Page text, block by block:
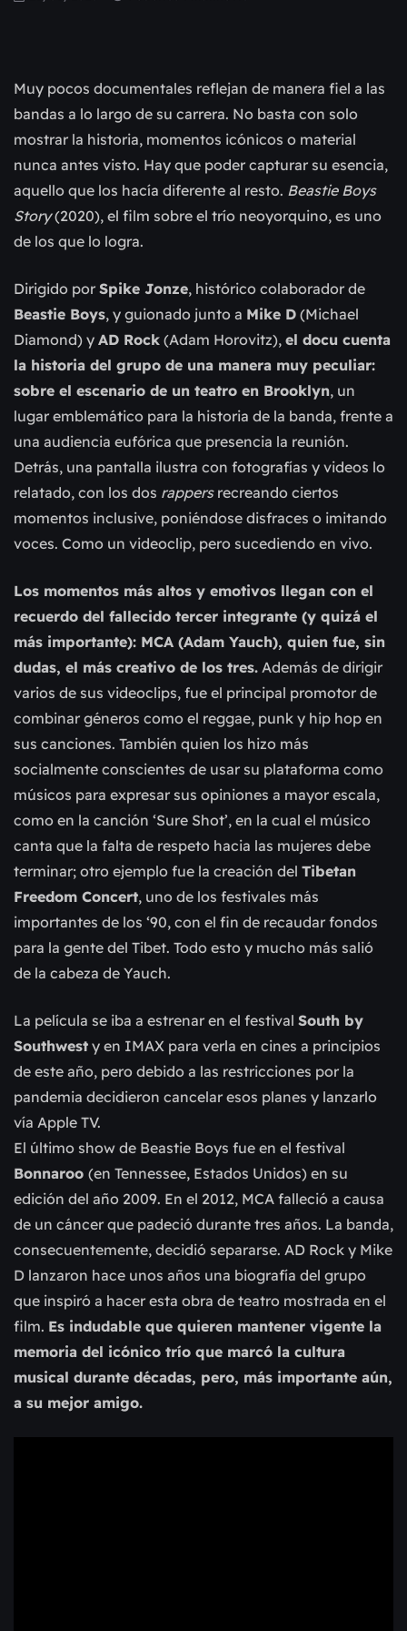
Muy pocos documentales reflejan de manera fiel a las
bandas a lo largo de su carrera. No basta con solo
mostrar la historia, momentos icónicos o material
nunca antes visto. Hay que poder capturar su esencia,
aquello que los hacía diferente al resto. Beastie Boys
Story(2020), el film sobre el trío neoyorquino, es uno
de los que lo logra.
Dirigido por Spike Jonze, histórico colaborador de
Beastie Boys, y guionado junto a Mike D (Michael
Diamond) y AD Rock (Adam Horovitz), el docu cuenta
la historia del grupo de una manera muy peculiar:
sobre el escenario de un teatro en Brooklyn, un
lugar emblemático para la historia de la banda, frente a
una audiencia eufórica que presencia la reunión.
Detrás, una pantalla ilustra con fotografías y videos lo
relatado, con los dos rappersrecreando ciertos
momentos inclusive, poniéndose disfraces o imitando
voces. Como un videoclip, pero sucediendo en vivo.
Los momentos más altos y emotivos llegan con el
recuerdo del fallecido tercer integrante (y quizá el
más importante): MCA (Adam Yauch), quien fue, sin
dudas, el más creativo de los tres. Además de dirigir
varios de sus videoclips, fue el principal promotor de
combinar géneros como el reggae, punk y hip hop en
sus canciones. También quien los hizo más
socialmente conscientes de usar su plataforma como
músicos para expresar sus opiniones a mayor escala,
como en la canción ‘Sure Shot’, en la cual el músico
canta que la falta de respeto hacia las mujeres debe
terminar; otro ejemplo fue la creación del Tibetan
Freedom Concert, uno de los festivales más
importantes de los ‘90, con el fin de recaudar fondos
para la gente del Tibet. Todo esto y mucho más salió
de la cabeza de Yauch.
La película se iba a estrenar en el festival South by
Southwest y en IMAX para verla en cines a principios
de este año, pero debido a las restricciones por la
pandemia decidieron cancelar esos planes y lanzarlo
vía Apple TV.
El último show de Beastie Boys fue en el festival
Bonnaroo (en Tennessee, Estados Unidos) en su
edición del año 2009. En el 2012, MCA falleció a causa
de un cáncer que padeció durante tres años. La banda,
consecuentemente, decidió separarse. AD Rock y Mike
D lanzaron hace unos años una biografía del grupo
que inspiró a hacer esta obra de teatro mostrada en el
film. Es indudable que quieren mantener vigente la
memoria del icónico trío que marcó la cultura
musical durante décadas, pero, más importante aún,
a su mejor amigo.